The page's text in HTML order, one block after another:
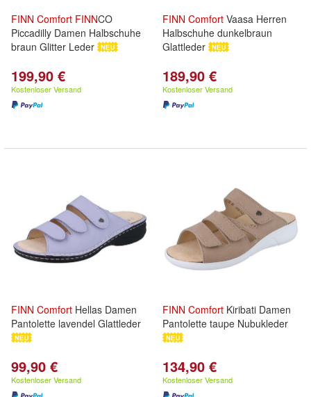
FINN Comfort FINNCO
Piccadilly Damen Halbschuhe
braun Glitter Leder
199,90 €
Kostenloser Versand
FINN Comfort Vaasa Herren
Halbschuhe dunkelbraun
Glattleder
189,90 €
Kostenloser Versand
FINN Comfort Hellas Damen
Pantolette lavendel Glattleder
99,90 €
Kostenloser Versand
FINN Comfort Kiribati Damen
Pantolette taupe Nubukleder
134,90 €
Kostenloser Versand